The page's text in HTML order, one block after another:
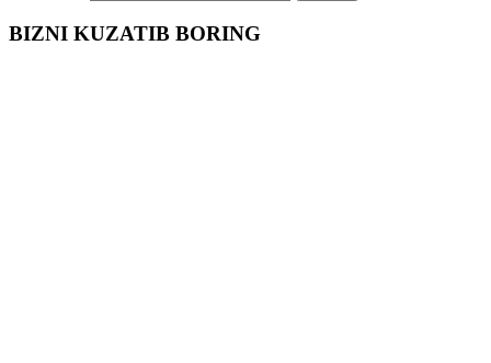
BIZNI KUZATIB BORING